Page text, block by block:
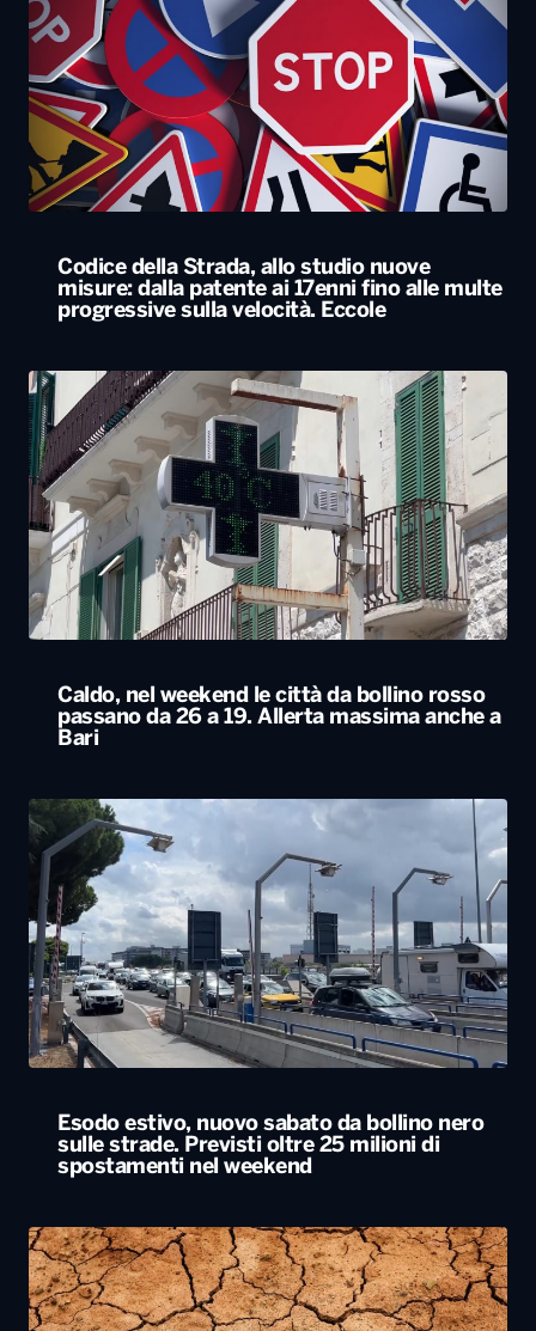
Codice della Strada, allo studio nuove
misure: dalla patente ai 17enni fino alle multe
progressive sulla velocità. Eccole
Caldo, nel weekend le città da bollino rosso
passano da 26 a 19. Allerta massima anche a
Bari
Esodo estivo, nuovo sabato da bollino nero
sulle strade. Previsti oltre 25 milioni di
spostamenti nel weekend